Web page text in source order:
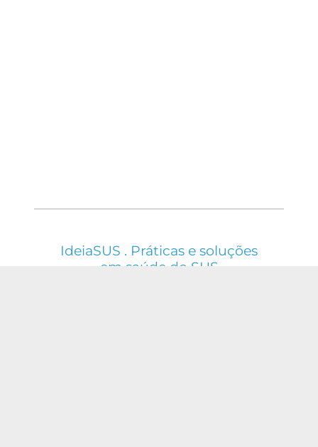
IdeiaSUS . Práticas e soluções
em saúde do SUS